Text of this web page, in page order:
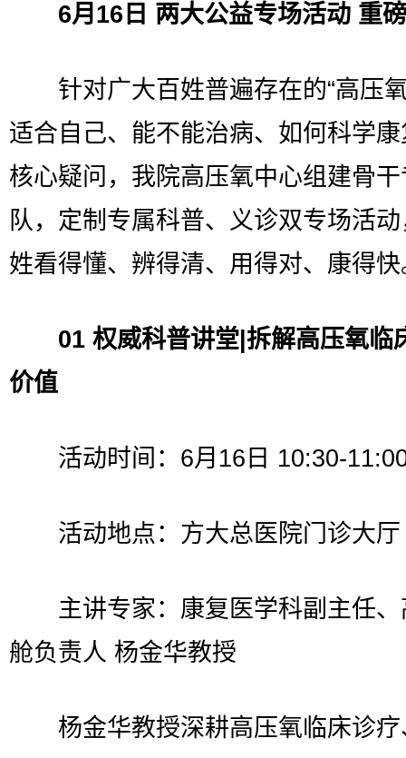
6月16日 两大公益专场活动 重
针对广大百姓普遍存在的“高压
适合自己、能不能治病、如何科学康
核心疑问，我院高压氧中心组建骨
队，定制专属科普、义诊双专场活
姓看得懂、辨得清、用得对、康得快
01 权威科普讲堂|拆解高压氧临
价值
活动时间：6月16日 10:30-
活动地点：方大总医院门诊大厅
主讲专家：康复医学科副主任、
舱负责人 杨金华教授
杨金华教授深耕高压氧临床诊疗